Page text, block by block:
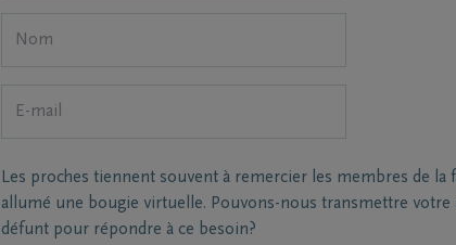
Les proches tiennent souvent à remercier les membres de
allumé une bougie virtuelle. Pouvons-nous transmettre votre
défunt pour répondre à ce besoin?